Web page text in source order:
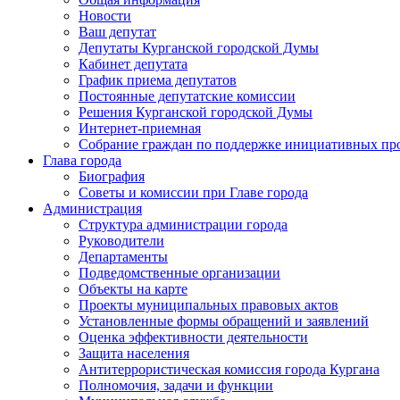
Новости
Ваш депутат
Депутаты Курганской городской Думы
Кабинет депутата
График приема депутатов
Постоянные депутатские комиссии
Решения Курганской городской Думы
Интернет-приемная
Собрание граждан по поддержке инициативных
Глава города
Биография
Советы и комиссии при Главе города
Администрация
Структура администрации города
Руководители
Департаменты
Подведомственные организации
Объекты на карте
Проекты муниципальных правовых актов
Установленные формы обращений и заявлений
Оценка эффективности деятельности
Защита населения
Антитеррористическая комиссия города Кургана
Полномочия, задачи и функции